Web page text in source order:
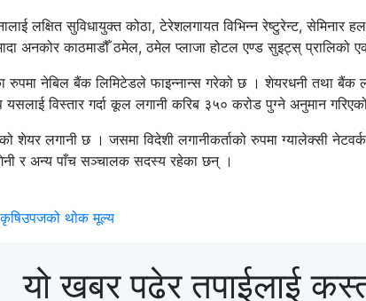
लक्षित सुविधायुक्त कोठा, टेरेशलगायत विभिन्न रेष्टुरेन्ट, सेमिनार
अनकोर काठमाडौँ ठमेल, ठमेल प्लाजा होटल एण्ड सुइट्स् प्रालिको
रुपमा नेबिल बैंक लिमिटेडले फाइन्नान्स गरेको छ । शेयरधनी तथा बैंक
यसलाई विस्तार गर्दा कूल लगानी करिब ३५० करोड पुग्ने अनुमान
शेयर लगानी छ । जसमा विदेशी लगानीकर्ताको रुपमा ग्यालेक्सी
र अन्य पाँच सञ्चालक सदस्य रहेका छन् ।
थोक मूल्य
यो खबर पढेर तपाईलाई